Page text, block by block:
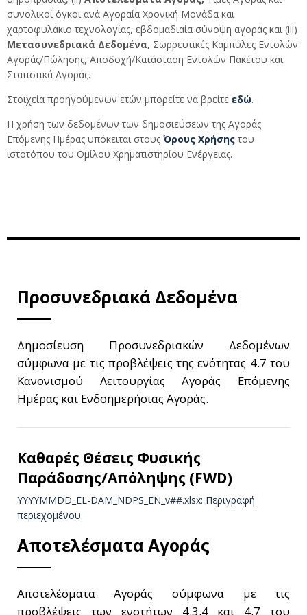
συνολικοί όγκοι ανά Αγοραία Χρονική Μονάδα και
χαρτοφυλάκιο τεχνολογίας, εβδομαδιαία σύνοψη αγοράς και (iii)
Μετασυνεδριακά Δεδομένα, Σωρρευτικές Καμπύλες Εντολών
Αγοράς/Πώλησης, Αποδοχή/Κατάσταση Εντολών Πακέτου και
Στατιστικά Αγοράς.
Στοιχεία προηγούμενων ετών μπορείτε να βρείτε εδώ.
Η χρήση των δεδομένων των δημοσιεύσεων της Αγοράς
Επόμενης Ημέρας υπόκειται στους Όρους Χρήσηςτου
ιστοτόπου του Ομίλου Χρηματιστηρίου Ενέργειας.
Προσυνεδριακά Δεδομένα
Δημοσίευση Προσυνεδριακών Δεδομένων
σύμφωνα με τις προβλέψεις της ενότητας 4.7 του
Κανονισμού Λειτουργίας Αγοράς Επόμενης
Ημέρας και Ενδοημερήσιας Αγοράς.
Καθαρές Θέσεις Φυσικής
Παράδοσης/Απόληψης (FWD)
YYYYMMDD_EL-DAM_NDPS_ΕΝ_v##.xlsx: Περιγραφή
περιεχομένου.
Αποτελέσματα Αγοράς
Αποτελέσματα Αγοράς σύμφωνα με τις
προβλέψεις των ενοτήτων 4.3.4 και 4.7 του